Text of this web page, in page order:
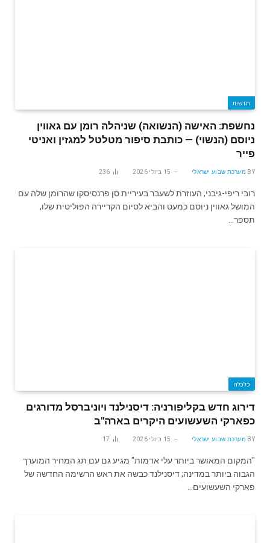
חדשות
נחשפת: האישה (הנשואה) שניהלה רומן עם גאווין
ניוסם (הנשוי) — כותבת סיפור מטלטל למגזין ואניטי
פייר
BY מערכת שבוע ישראלי 15 ביולי 2026 236
רובי ריפי-גיבני, העוזרת לשעבר בעיריית סן פרנסיסקו שהרומן שלה עם
המושל גאווין ניוסם כמעט והביא לסיום הקריירה הפוליטית שלו,
תספר…
כלכלה
דירוג חדש בקליפורניה: דיסנילנד ויוניברסל מדורגים
כפארקי השעשועים היקרים בארה"ב
BY מערכת שבוע ישראלי 15 ביולי 2026 17
"המקום המאושר ביותר עלי אדמות" מגיע גם עם תג המחיר המוערך
הגבוה ביותר במדינה; דיסנילנד כבשה את ראש הרשימה החדשה של
פארקי השעשועים…